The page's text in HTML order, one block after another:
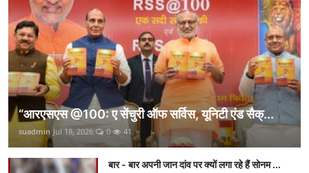
“आरएसएस @100: ए सेंचुरी ऑफ सर्विस, यूनिटी एंड सैक्...
suadmin Jul 18, 2026 0 41
बार - बार अपनी जान दांव पर क्यों लगा रहे हैं सोनम ...